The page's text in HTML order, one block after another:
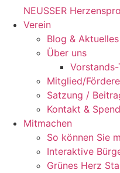
NEUSSER
Verein
Blog & Aktuelles
Über uns
Vorstands-
Mitglied/
Satzung /
Kontakt &
Mitmachen
So können Sie
Interaktive
Grünes Herz